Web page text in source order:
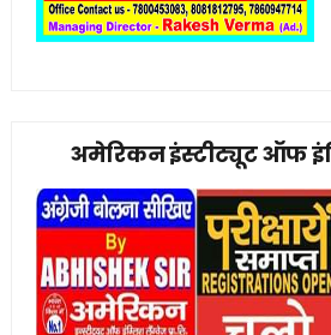
अमेरिकन इंस्टीट्यूट ऑफ